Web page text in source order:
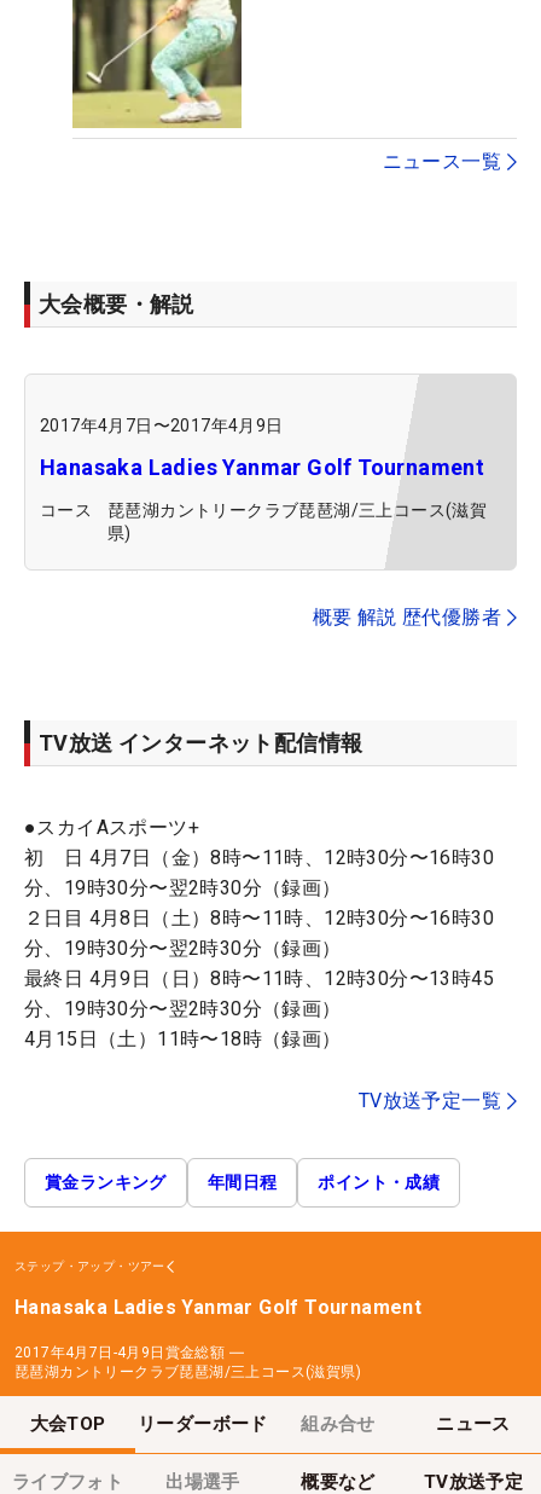
ニュース一覧
大会概要・解説
2017年4月7日 〜2017年4月9日
Hanasaka Ladies Yanmar Golf Tournament
コース
琵琶湖カントリークラブ琵琶湖/三上コース(滋賀
県)
概要 解説 歴代優勝者
TV放送 インターネット配信情報
●スカイAスポーツ+
初 日 4月7日（金）8時〜11時、12時30分〜16時30
分、19時30分〜翌2時30分（録画）
２日目 4月8日（土）8時〜11時、12時30分〜16時30
分、19時30分〜翌2時30分（録画）
最終日 4月9日（日）8時〜11時、12時30分〜13時45
分、19時30分〜翌2時30分（録画）
4月15日（土）11時〜18時（録画）
TV放送予定一覧
賞金ランキング 年間日程 ポイント・成績
ステップ・アップ・ツアー
Hanasaka Ladies Yanmar Golf Tournament
2017年4月7日-4月9日 賞金総額 ―
琵琶湖カントリークラブ琵琶湖/三上コース(滋賀県)
大会TOP リーダーボード 組み合せ ニュース
ライブフォト 出場選手 概要など TV放送予定